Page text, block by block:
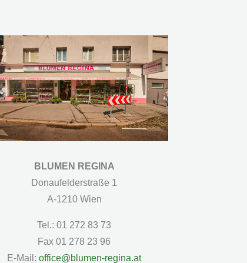
BLUMEN REGINA
Donaufelderstraße 1
A-1210 Wien
Tel.: 01 272 83 73
Fax 01 278 23 96
E-Mail:office@blumen-regina.at